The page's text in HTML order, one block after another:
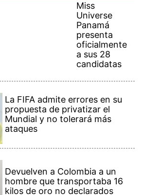
Miss
Universe
Panamá
presenta
oficialmente
a sus 28
candidatas
La FIFA admite errores en su
propuesta de privatizar el
Mundial y no tolerará más
ataques
Devuelven a Colombia a un
hombre que transportaba 16
kilos de oro no declarados